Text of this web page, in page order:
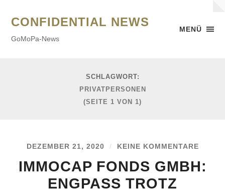
MENÜ
CONFIDENTIAL NEWS
GoMoPa-News
SCHLAGWORT:
PRIVATPERSONEN
(SEITE 1 VON 1)
DEZEMBER 21, 2020 / KEINE KOMMENTARE
IMMOCAP FONDS GMBH:
ENGPASS TROTZ